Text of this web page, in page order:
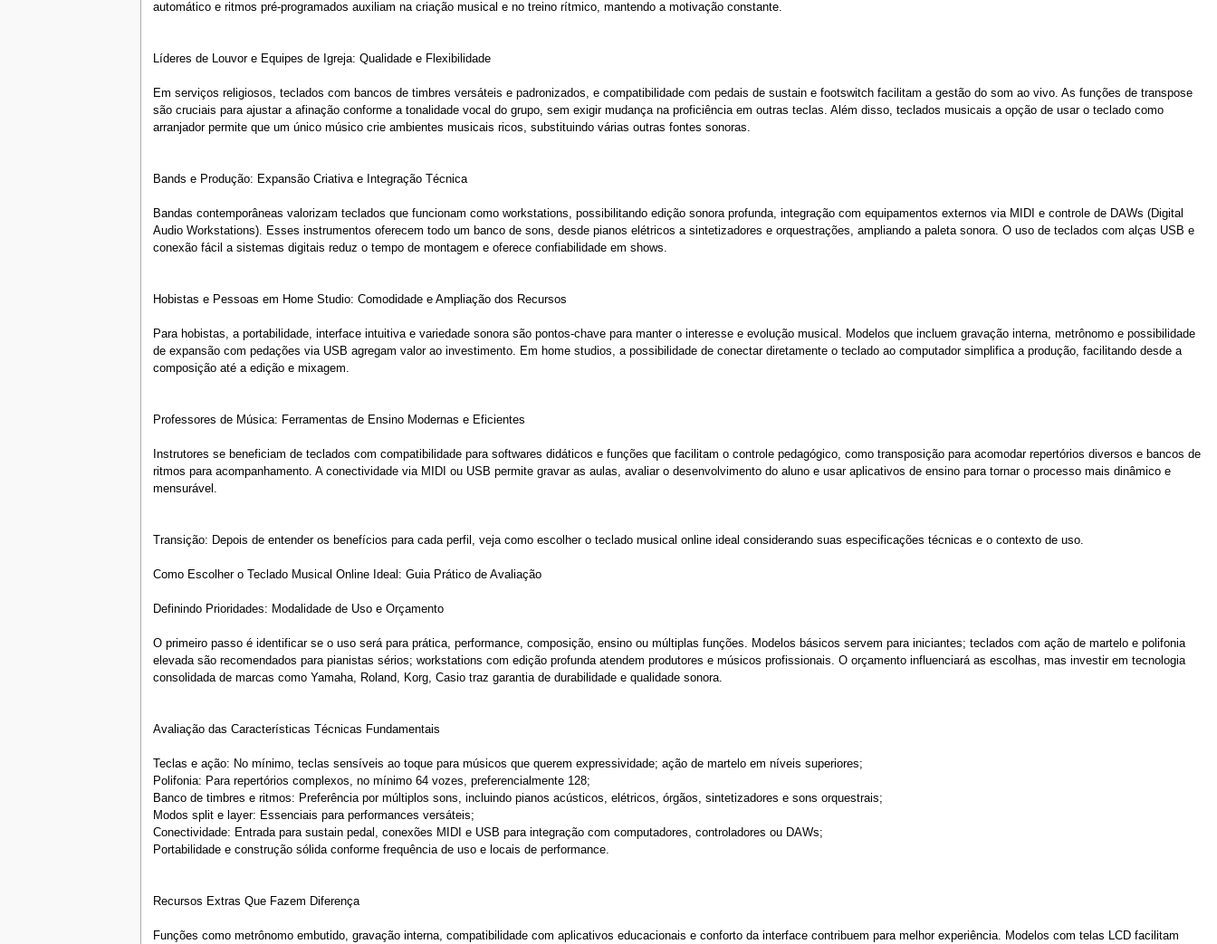
automático e ritmos pré-programados auxiliam na criação musical e no treino rítmico, mantendo a motivação constante.
Líderes de Louvor e Equipes de Igreja: Qualidade e Flexibilidade
Em serviços religiosos, teclados com bancos de timbres versáteis e padronizados, e compatibilidade com pedais de sustain e footswitch facilitam a gestão do som ao vivo. As funções de transpose
são cruciais para ajustar a afinação conforme a tonalidade vocal do grupo, sem exigir mudança na proficiência em outras teclas. Além disso, teclados musicais a opção de usar o teclado como
arranjador permite que um único músico crie ambientes musicais ricos, substituindo várias outras fontes sonoras.
Bands e Produção: Expansão Criativa e Integração Técnica
Bandas contemporâneas valorizam teclados que funcionam como workstations, possibilitando edição sonora profunda, integração com equipamentos externos via MIDI e controle de DAWs (Digital
Audio Workstations). Esses instrumentos oferecem todo um banco de sons, desde pianos elétricos a sintetizadores e orquestrações, ampliando a paleta sonora. O uso de teclados com alças USB e
conexão fácil a sistemas digitais reduz o tempo de montagem e oferece confiabilidade em shows.
Hobistas e Pessoas em Home Studio: Comodidade e Ampliação dos Recursos
Para hobistas, a portabilidade, interface intuitiva e variedade sonora são pontos-chave para manter o interesse e evolução musical. Modelos que incluem gravação interna, metrônomo e possibilidade
de expansão com pedações via USB agregam valor ao investimento. Em home studios, a possibilidade de conectar diretamente o teclado ao computador simplifica a produção, facilitando desde a
composição até a edição e mixagem.
Professores de Música: Ferramentas de Ensino Modernas e Eficientes
Instrutores se beneficiam de teclados com compatibilidade para softwares didáticos e funções que facilitam o controle pedagógico, como transposição para acomodar repertórios diversos e bancos de
ritmos para acompanhamento. A conectividade via MIDI ou USB permite gravar as aulas, avaliar o desenvolvimento do aluno e usar aplicativos de ensino para tornar o processo mais dinâmico e
mensurável.
Transição: Depois de entender os benefícios para cada perfil, veja como escolher o teclado musical online ideal considerando suas especificações técnicas e o contexto de uso.
Como Escolher o Teclado Musical Online Ideal: Guia Prático de Avaliação
Definindo Prioridades: Modalidade de Uso e Orçamento
O primeiro passo é identificar se o uso será para prática, performance, composição, ensino ou múltiplas funções. Modelos básicos servem para iniciantes; teclados com ação de martelo e polifonia
elevada são recomendados para pianistas sérios; workstations com edição profunda atendem produtores e músicos profissionais. O orçamento influenciará as escolhas, mas investir em tecnologia
consolidada de marcas como Yamaha, Roland, Korg, Casio traz garantia de durabilidade e qualidade sonora.
Avaliação das Características Técnicas Fundamentais
Teclas e ação: No mínimo, teclas sensíveis ao toque para músicos que querem expressividade; ação de martelo em níveis superiores;
Polifonia: Para repertórios complexos, no mínimo 64 vozes, preferencialmente 128;
Banco de timbres e ritmos: Preferência por múltiplos sons, incluindo pianos acústicos, elétricos, órgãos, sintetizadores e sons orquestrais;
Modos split e layer: Essenciais para performances versáteis;
Conectividade: Entrada para sustain pedal, conexões MIDI e USB para integração com computadores, controladores ou DAWs;
Portabilidade e construção sólida conforme frequência de uso e locais de performance.
Recursos Extras Que Fazem Diferença
Funções como metrônomo embutido, gravação interna, compatibilidade com aplicativos educacionais e conforto da interface contribuem para melhor experiência. Modelos com telas LCD facilitam